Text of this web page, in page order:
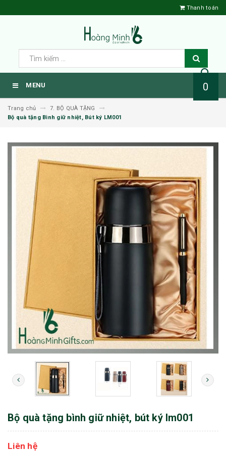
Thanh toán
MENU 0
Trang chủ
7. BỘ QUÀ TẶNG
Bộ quà tặng Bình giữ nhiệt, Bút ký LM001
Bộ quà tặng bình giữ nhiệt, bút ký lm001
Liên hệ